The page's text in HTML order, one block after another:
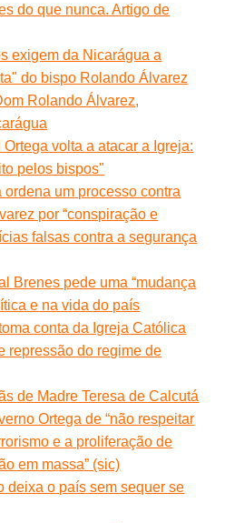
do que nunca. Artigo de
exigem da Nicarágua a
do bispo Rolando Álvarez
Rolando Álvarez,
volta a atacar a Igreja:
pelos bispos"
ordena um processo contra
por “conspiração e
falsas contra a segurança
Brenes pede uma “mudança
e na vida do país
conta da Igreja Católica
repressão do regime de
de Madre Teresa de Calcutá
Ortega de “não respeitar
e a proliferação de
em massa” (sic)
deixa o país sem sequer se